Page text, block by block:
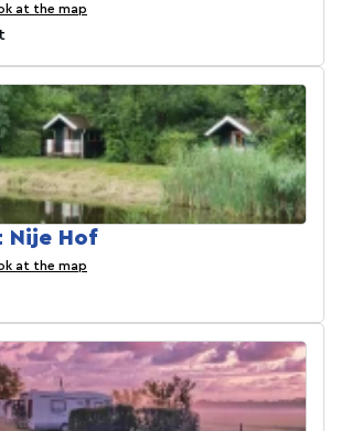
at the map
Nije Hof
at the map